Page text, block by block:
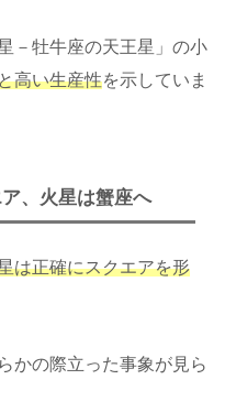
－牡牛座の天王星」の小
高い生産性を示していま
、火星は蟹座へ
は正確にスクエアを形
かの際立った事象が見ら